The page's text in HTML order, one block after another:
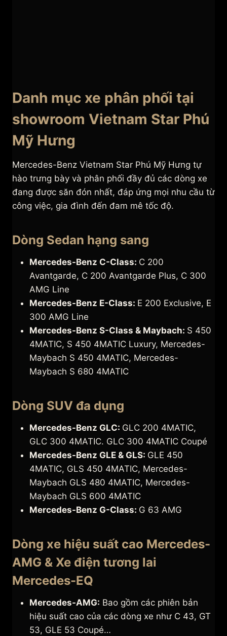
Danh mục xe phân phối tại
showroom Vietnam Star Phú
Mỹ Hưng
Mercedes-Benz Vietnam Star Phú Mỹ Hưng tự
hào trưng bày và phân phối đầy đủ các dòng xe
đang được săn đón nhất, đáp ứng mọi nhu cầu từ
công việc, gia đình đến đam mê tốc độ.
Dòng Sedan hạng sang
Mercedes-Benz C-Class: C 200
Avantgarde, C 200 Avantgarde Plus, C 300
AMG Line
Mercedes-Benz E-Class: E 200 Exclusive, E
300 AMG Line
Mercedes-Benz S-Class & Maybach: S 450
4MATIC, S 450 4MATIC Luxury, Mercedes-
Maybach S 450 4MATIC, Mercedes-
Maybach S 680 4MATIC
Dòng SUV đa dụng
Mercedes-Benz GLC: GLC 200 4MATIC,
GLC 300 4MATIC. GLC 300 4MATIC Coupé
Mercedes-Benz GLE & GLS: GLE 450
4MATIC, GLS 450 4MATIC, Mercedes-
Maybach GLS 480 4MATIC, Mercedes-
Maybach GLS 600 4MATIC
Mercedes-Benz G-Class: G 63 AMG
Dòng xe hiệu suất cao Mercedes-
AMG & Xe điện tương lai
Mercedes-EQ
Mercedes-AMG: Bao gồm các phiên bản
hiệu suất cao của các dòng xe như C 43, GT
53, GLE 53 Coupé…